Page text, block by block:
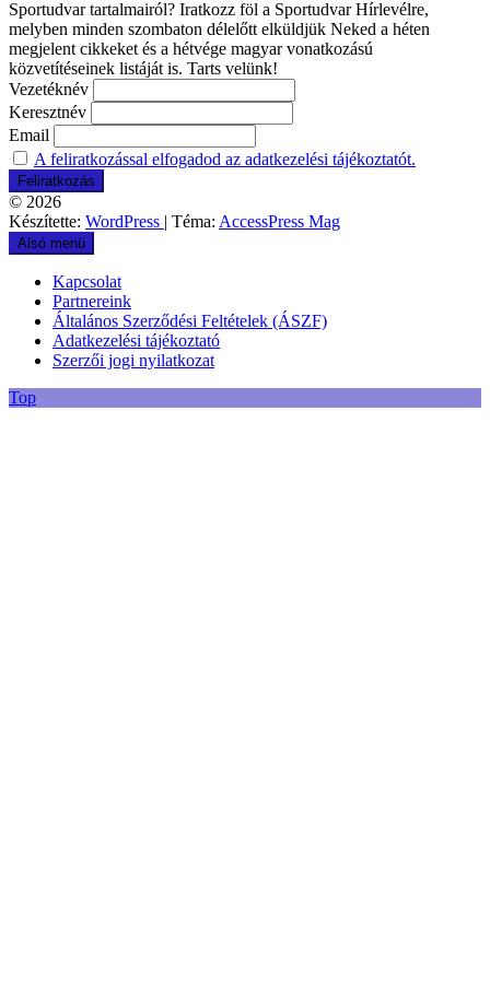
Sportudvar tartalmairól? Iratkozz föl a Sportudvar Hírlevélre,
melyben minden szombaton délelőtt elküldjük Neked a héten
megjelent cikkeket és a hétvége magyar vonatkozású
közvetítéseinek listáját is. Tarts velünk!
Vezetéknév
Keresztnév
Email
A feliratkozással elfogadod az adatkezelési tájékoztatót.
© 2026
Készítette: WordPress | Téma: AccessPress Mag
Alsó menü
Kapcsolat
Partnereink
Általános Szerződési Feltételek (ÁSZF)
Adatkezelési tájékoztató
Szerzői jogi nyilatkozat
Top